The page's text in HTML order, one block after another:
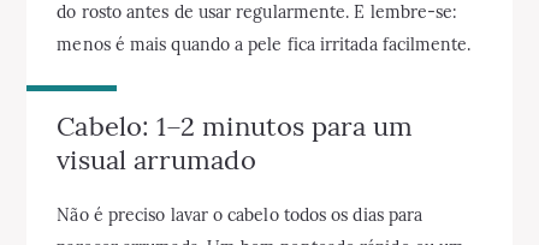
do rosto antes de usar regularmente. E lembre-se:
menos é mais quando a pele fica irritada facilmente.
Cabelo: 1–2 minutos para um
visual arrumado
Não é preciso lavar o cabelo todos os dias para